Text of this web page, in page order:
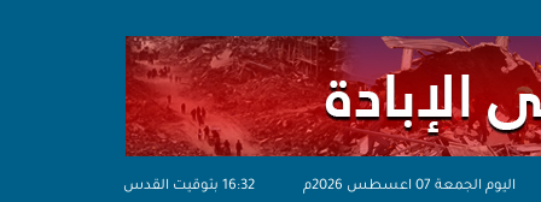
اليوم الجمعة 07 اعسطس 2026م 16:32 بتوقيت القدس